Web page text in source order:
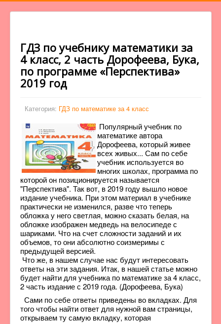
ГДЗ по учебнику математики за
4 класс, 2 часть Дорофеева, Бука,
по программе «Перспектива»
2019 год
Категория: ГДЗ по математике за 4 класс
Популярный учебник по
математике автора
Дорофеева, который живее
всех живых... Сам по себе
учебник используется во
многих школах, программа по
которой он позиционируется называется
"Перспектива". Так вот, в 2019 году вышло новое
издание учебника. При этом материал в учебнике
практически не изменился, разве что теперь
обложка у него светлая, можно сказать белая, на
обложке изображен медведь на велосипеде с
шариками. Что на счет сложности заданий и их
объемов, то они абсолютно соизмеримы с
предыдущей версией.
Что же, в нашем случае нас будут интересовать
ответы на эти задания. Итак, в нашей статье можно
будет найти для учебника по математике за 4 класс,
2 часть издание с 2019 года. (Дорофеева, Бука)
Сами по себе ответы приведены во вкладках. Для
того чтобы найти ответ для нужной вам страницы,
открываем ту самую вкладку, которая